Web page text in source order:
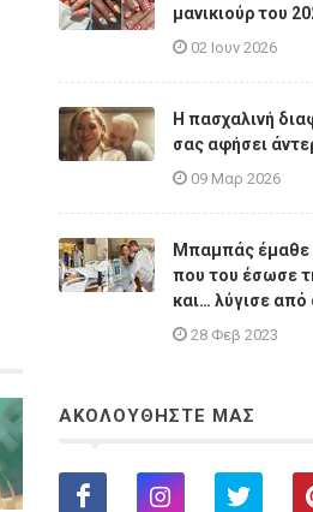
μανικιούρ του
02 Ιουν 2026
Η πασχαλινή
σας αφήσει
09 Μαρ 2026
Μπαμπάς έμαθε
που του έσωσε
και… λύγισε από
28 Φεβ 2023
ΑΚΟΛΟΥΘΗΣΤΕ ΜΑΣ